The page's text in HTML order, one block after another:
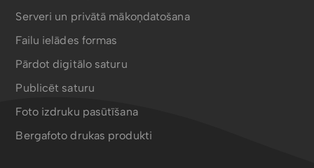
Serveri un privātā mākoņdatošana
Failu ielādes formas
Pārdot digitālo saturu
Publicēt saturu
Foto izdruku pasūtīšana
Bergafoto drukas produkti